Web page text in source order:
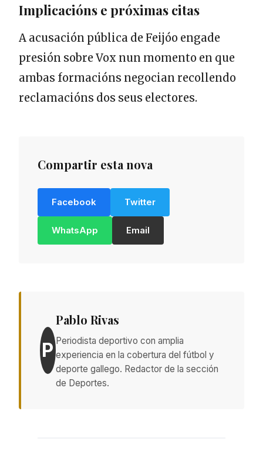
Implicacións e próximas citas
A acusación pública de Feijóo engade
presión sobre Vox nun momento en que
ambas formacións negocian recollendo
reclamacións dos seus electores.
Compartir esta nova
Facebook Twitter
WhatsApp Email
P
Pablo Rivas
Periodista deportivo con amplia
experiencia en la cobertura del fútbol y
deporte gallego. Redactor de la sección
de Deportes.